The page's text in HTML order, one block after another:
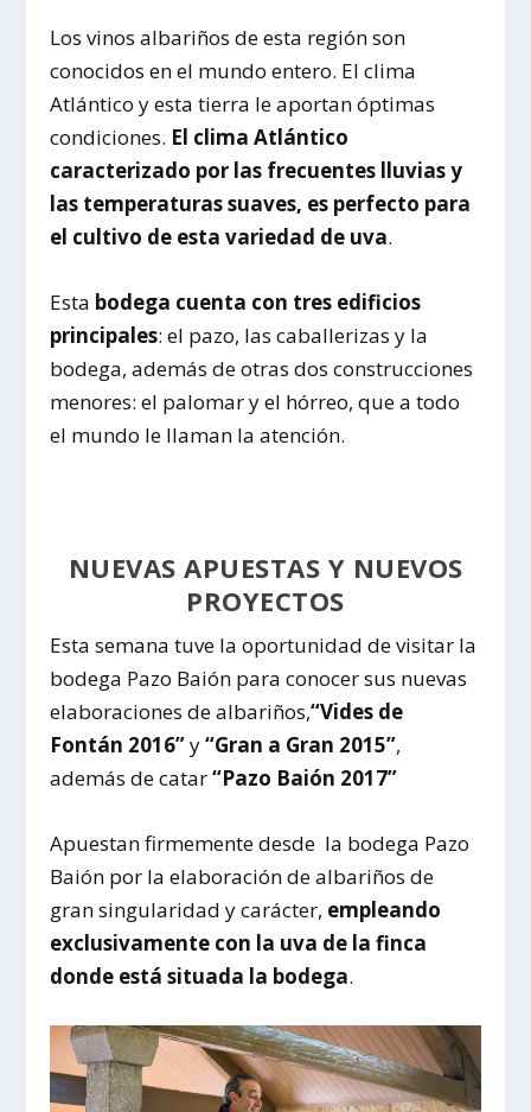
Los vinos albariños de esta región son
conocidos en el mundo entero. El clima
Atlántico y esta tierra le aportan óptimas
condiciones. El clima Atlántico
caracterizado por las frecuentes lluvias y
las temperaturas suaves, es perfecto para
el cultivo de esta variedad de uva.
Esta bodega cuenta con tres edificios
principales: el pazo, las caballerizas y la
bodega, además de otras dos construcciones
menores: el palomar y el hórreo, que a todo
el mundo le llaman la atención.
NUEVAS APUESTAS Y NUEVOS
PROYECTOS
Esta semana tuve la oportunidad de visitar la
bodega Pazo Baión para conocer sus nuevas
elaboraciones de albariños,“Vides de
Fontán 2016”y“Gran a Gran 2015”,
además de catar“Pazo Baión 2017”
Apuestan firmemente desde la bodega Pazo
Baión por la elaboración de albariños de
gran singularidad y carácter, empleando
exclusivamente con la uva de la finca
donde está situada la bodega.